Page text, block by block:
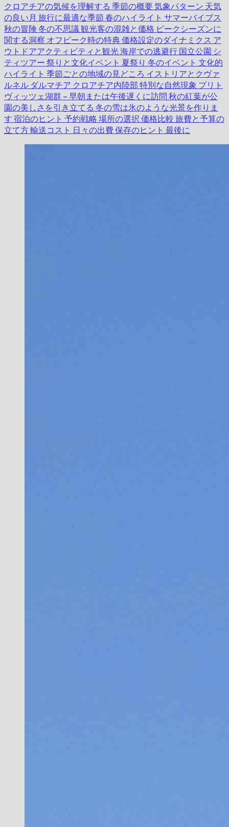
クロアチアの気候を理解する 季節の概要気象パターン 天気
の良い月 旅行に最適な季節 春のハイライト サマーバイブス
秋の冒険 冬の不思議 観光客の混雑と価格 ピークシーズンに
関する洞察 オフピーク時の特典価格設定のダイナミクス ア
ウトドアアクティビティと観光海岸での逃避行 国立公園 シ
ティツアー 祭りと文化イベント 夏祭り 冬のイベント 文化的
ハイライト 季節ごとの地域の見どころ イストリアとクヴァ
ルネル ダルマチア クロアチア内陸部 特別な自然現象 プリト
ヴィッツェ湖群 – 早朝または午後遅くに訪問 秋の紅葉が公
園の美しさを引き立てる 冬の雪は氷のような光景を作りま
す 宿泊のヒント 予約戦略 場所の選択 価格比較 旅費と予算の
立て方輸送コスト 日々の出費保存のヒント 最後に